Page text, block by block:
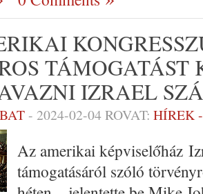
TÁMOGATÁST
IZRAEL
- 2024-02-04ROVAT: HÍREK
Az amerikai képviselőház
támogatásáról szóló